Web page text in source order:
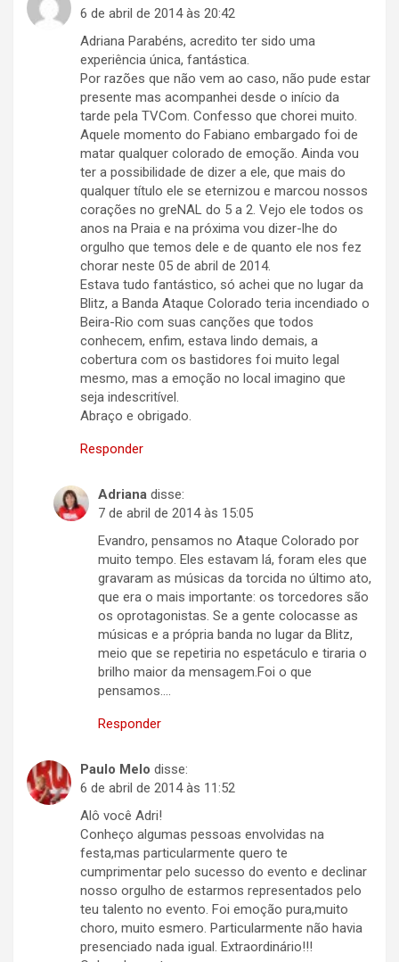
6 de abril de 2014 às 20:42
Adriana Parabéns, acredito ter sido uma
experiência única, fantástica.
Por razões que não vem ao caso, não pude estar
presente mas acompanhei desde o início da
tarde pela TVCom. Confesso que chorei muito.
Aquele momento do Fabiano embargado foi de
matar qualquer colorado de emoção. Ainda vou
ter a possibilidade de dizer a ele, que mais do
qualquer título ele se eternizou e marcou nossos
corações no greNAL do 5 a 2. Vejo ele todos os
anos na Praia e na próxima vou dizer-lhe do
orgulho que temos dele e de quanto ele nos fez
chorar neste 05 de abril de 2014.
Estava tudo fantástico, só achei que no lugar da
Blitz, a Banda Ataque Colorado teria incendiado o
Beira-Rio com suas canções que todos
conhecem, enfim, estava lindo demais, a
cobertura com os bastidores foi muito legal
mesmo, mas a emoção no local imagino que
seja indescritível.
Abraço e obrigado.
Responder
Adriana disse:
7 de abril de 2014 às 15:05
Evandro, pensamos no Ataque Colorado por
muito tempo. Eles estavam lá, foram eles que
gravaram as músicas da torcida no último ato,
que era o mais importante: os torcedores são
os oprotagonistas. Se a gente colocasse as
músicas e a própria banda no lugar da Blitz,
meio que se repetiria no espetáculo e tiraria o
brilho maior da mensagem.Foi o que
pensamos….
Responder
Paulo Melo disse:
6 de abril de 2014 às 11:52
Alô você Adri!
Conheço algumas pessoas envolvidas na
festa,mas particularmente quero te
cumprimentar pelo sucesso do evento e declinar
nosso orgulho de estarmos representados pelo
teu talento no evento. Foi emoção pura,muito
choro, muito esmero. Particularmente não havia
presenciado nada igual. Extraordinário!!!